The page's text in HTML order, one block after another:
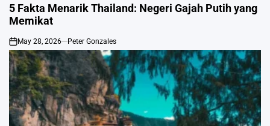
IN
5 Fakta Menarik Thailand: Negeri Gajah Putih yang
Memikat
on
May 28, 2026 Peter Gonzales